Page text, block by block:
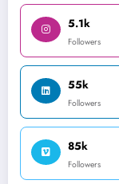
5.1k
Followers
55k
Followers
85k
Followers